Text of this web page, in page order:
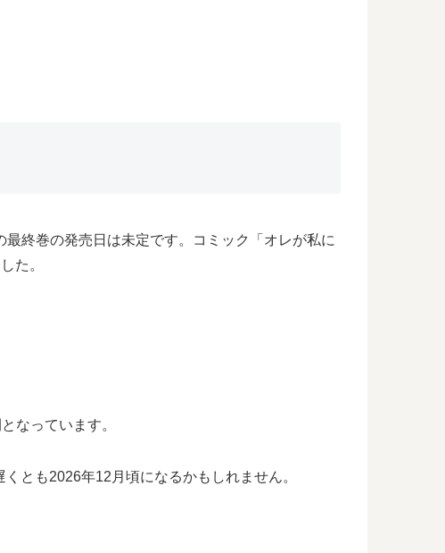
終巻の発売日は未定です。コミック「オレが私に
た。
なっています。
とも2026年12月頃になるかもしれません。